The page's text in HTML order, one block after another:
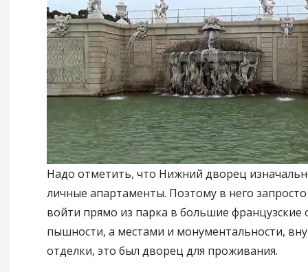
Надо отметить, что Нижний дворец
личные апартаменты. Поэтому в него
войти прямо из парка в большие французские
пышности, а местами и монументальности,
отделки, это был дворец для проживания.